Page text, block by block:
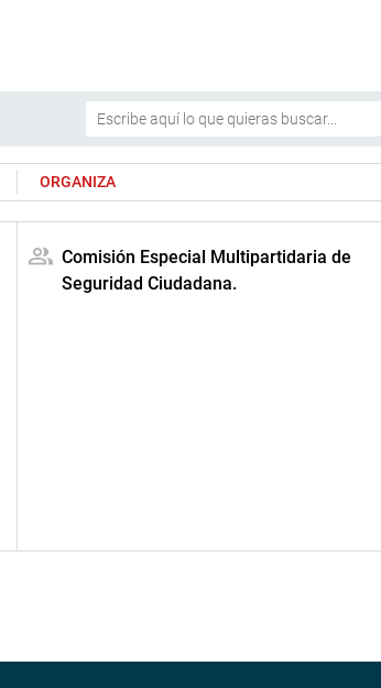
ORGANIZA
Comisión Especial Multipartidaria de
Seguridad Ciudadana.